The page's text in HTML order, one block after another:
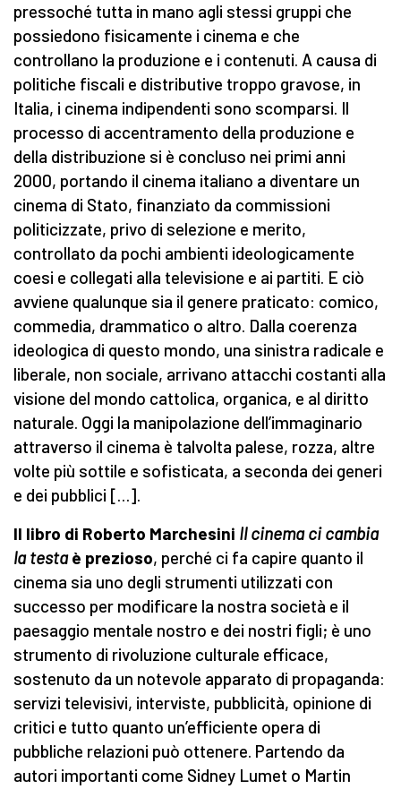
pressoché tutta in mano agli stessi gruppi che
possiedono fisicamente i cinema e che
controllano la produzione e i contenuti. A causa di
politiche fiscali e distributive troppo gravose, in
Italia, i cinema indipendenti sono scomparsi. Il
processo di accentramento della produzione e
della distribuzione si è concluso nei primi anni
2000, portando il cinema italiano a diventare un
cinema di Stato, finanziato da commissioni
politicizzate, privo di selezione e merito,
controllato da pochi ambienti ideologicamente
coesi e collegati alla televisione e ai partiti. E ciò
avviene qualunque sia il genere praticato: comico,
commedia, drammatico o altro. Dalla coerenza
ideologica di questo mondo, una sinistra radicale e
liberale, non sociale, arrivano attacchi costanti alla
visione del mondo cattolica, organica, e al diritto
naturale. Oggi la manipolazione dell’immaginario
attraverso il cinema è talvolta palese, rozza, altre
volte più sottile e sofisticata, a seconda dei generi
e dei pubblici […].
Il libro di Roberto Marchesini Il cinema ci cambia
la testa è prezioso, perché ci fa capire quanto il
cinema sia uno degli strumenti utilizzati con
successo per modificare la nostra società e il
paesaggio mentale nostro e dei nostri figli; è uno
strumento di rivoluzione culturale efficace,
sostenuto da un notevole apparato di propaganda:
servizi televisivi, interviste, pubblicità, opinione di
critici e tutto quanto un’efficiente opera di
pubbliche relazioni può ottenere. Partendo da
autori importanti come Sidney Lumet o Martin